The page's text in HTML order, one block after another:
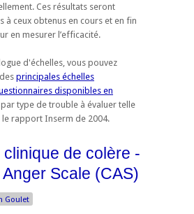
Ces résultats seront
à ceux obtenus en cours et en fin
en mesurer l’efficacité.
d'échelles, vous pouvez
principales échelles
disponibles en
par type de trouble à évaluer telle
rapport Inserm de 2004.
clinique de colère -
Scale (CAS)
Goulet